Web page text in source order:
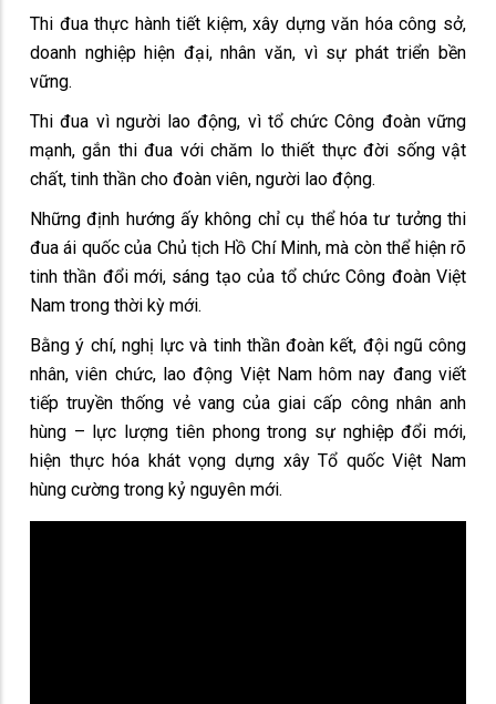
Thi đua thực hành tiết kiệm, xây dựng văn hóa công sở,
doanh nghiệp hiện đại, nhân văn, vì sự phát triển bền
vững.
Thi đua vì người lao động, vì tổ chức Công đoàn vững
mạnh, gắn thi đua với chăm lo thiết thực đời sống vật
chất, tinh thần cho đoàn viên, người lao động.
Những định hướng ấy không chỉ cụ thể hóa tư tưởng thi
đua ái quốc của Chủ tịch Hồ Chí Minh, mà còn thể hiện rõ
tinh thần đổi mới, sáng tạo của tổ chức Công đoàn Việt
Nam trong thời kỳ mới.
Bằng ý chí, nghị lực và tinh thần đoàn kết, đội ngũ công
nhân, viên chức, lao động Việt Nam hôm nay đang viết
tiếp truyền thống vẻ vang của giai cấp công nhân anh
hùng – lực lượng tiên phong trong sự nghiệp đổi mới,
hiện thực hóa khát vọng dựng xây Tổ quốc Việt Nam
hùng cường trong kỷ nguyên mới.